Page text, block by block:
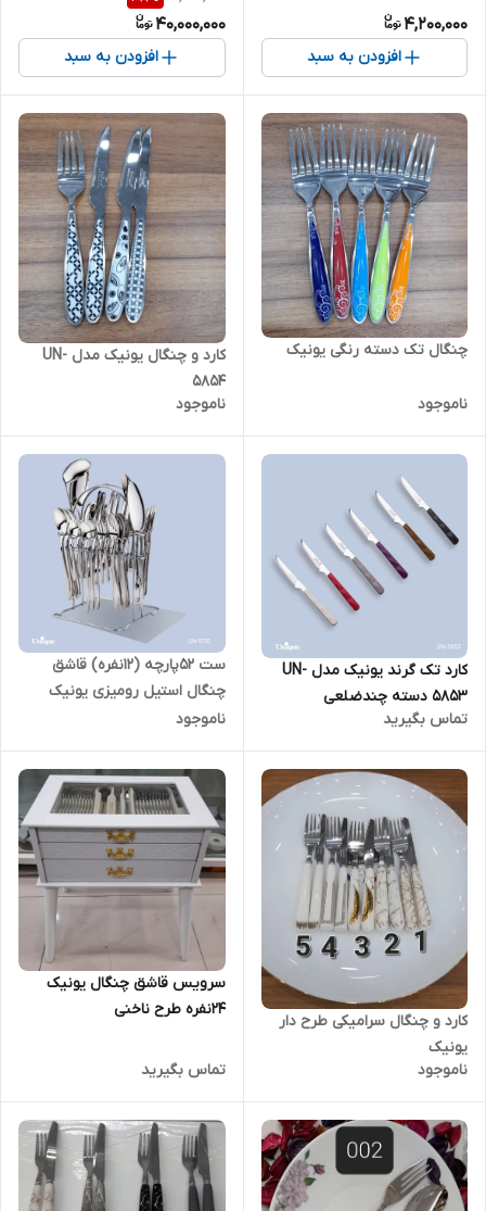
4,200,000
افزودن به سبد
40,000,000
افزودن به سبد
چنگال تک دسته رنگی یونیک
ناموجود
کارد و چنگال یونیک مدل UN-
5854
ناموجود
کارد تک گرند یونیک مدل UN-
5853 دسته چندضلعی
تماس بگیرید
ست 52پارچه (12نفره) قاشق
چنگال استیل رومیزی یونیک
مدل UN-5711
ناموجود
کارد و چنگال سرامیکی طرح دار
یونیک
ناموجود
سرویس قاشق چنگال یونیک
۲۴نفره طرح ناخنی
تماس بگیرید